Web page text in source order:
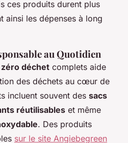
ces produits durent plus
ainsi les dépenses à long
au Quotidien
déchet complets aide
des déchets au cœur de
incluent souvent des sacs
réutilisables et même
. Des produits
sur le site Angiebegreen